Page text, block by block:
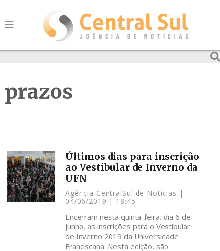
prazos
Últimos dias para inscrição
ao Vestibular de Inverno da
UFN
Agência CentralSul de Notícias
04/06/2019
18:45
Encerram nesta quinta-feira, dia 6 de
junho, as inscrições para o Vestibular
de Inverno 2019 da Universidade
Franciscana. Nesta edição, são